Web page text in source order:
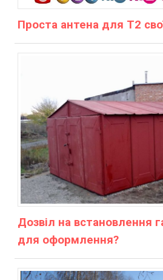
Проста антена для Т2
Дозвіл на встановлення
для оформлення?